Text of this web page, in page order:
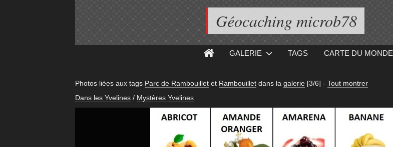
Géocaching microb78
GALERIE TAGS CARTE DU MONDE
Photos liées aux tags Parc de Rambouilletet Rambouilletdans la galerie [3/6] - Tout montrer
Dans les Yvelines / Mystères Yvelines